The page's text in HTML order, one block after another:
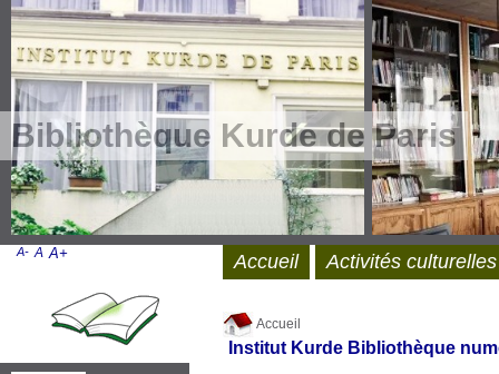
Bibliothèque Kurde de Paris
Accueil
Institut Kurde Bibliothèque
Accueil Activités culturelles
A- A A+